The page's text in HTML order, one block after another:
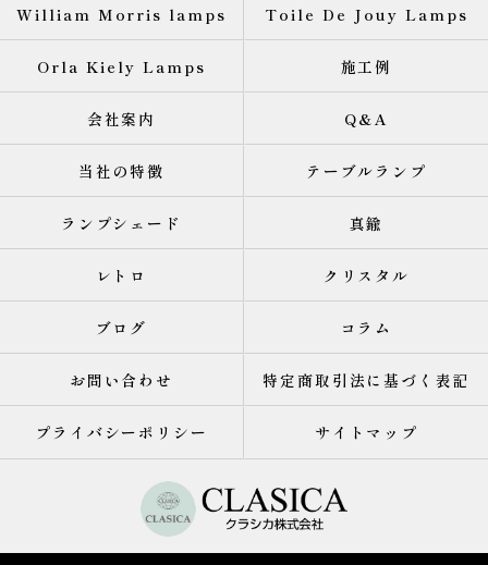
William Morris lamps Toile De Jouy Lamps
Orla Kiely Lamps 施工例
会社案内 Q&A
当社の特徴 テーブルランプ
ランプシェード 真鍮
レトロ クリスタル
ブログ コラム
お問い合わせ 特定商取引法に基づく表記
プライバシーポリシー サイトマップ